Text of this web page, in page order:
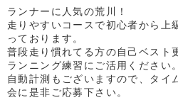
ランナーに人気の荒川！
走りやすいコースで初心者から上
っております。
普段走り慣れてる方の自己ベスト
ランニング練習にご活用ください。
自動計測もございますので、タイ
会に是非ご応募下さい。